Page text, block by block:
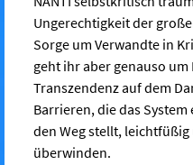
Ungerechtigkeit der
Sorge um Verwandte in
geht ihr aber genauso um
Transzendenz auf dem
Barrieren, die das System
den Weg stellt,
überwinden.